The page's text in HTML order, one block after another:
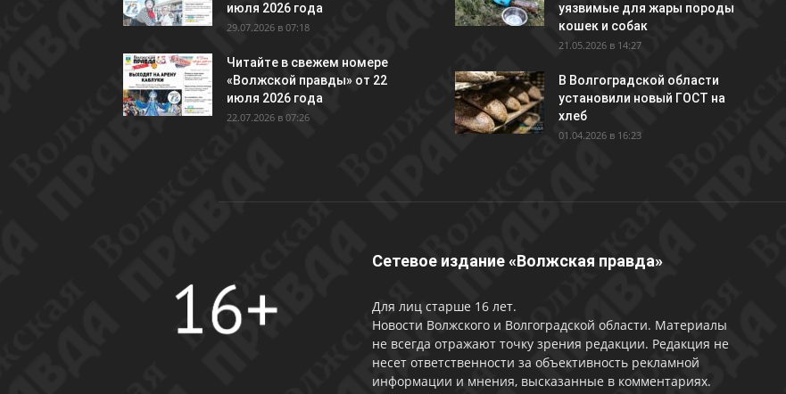
июля 2026 года
29.07.2026 в 07:18
Читайте в свежем номере
«Волжской правды» от 22
июля 2026 года
22.07.2026 в 07:26
уязвимые для жары породы
кошек и собак
21.05.2026 в 14:27
В Волгоградской области
установили новый ГОСТ на
хлеб
01.04.2026 в 16:23
Сетевое издание «Волжская правда»
Для лиц старше 16 лет.
Новости Волжского и Волгоградской области. Материалы
не всегда отражают точку зрения редакции. Редакция не
несет ответственности за объективность рекламной
информации и мнения, высказанные в комментариях.